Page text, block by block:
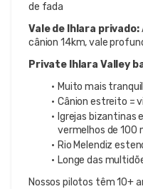
de fada
Vale de Ihlara privado:
cânion 14km, vale
Private Ihlara Valley
Muito mais
Cânion estreito =
Igrejas bizantinas
vermelhos de 100
Rio Melendiz
Longe das
Nossos pilotos têm 10+